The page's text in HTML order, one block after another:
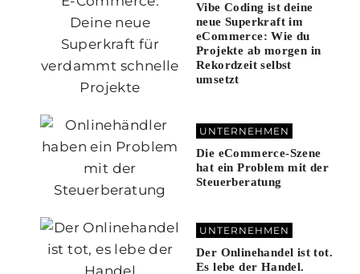
Vibe Coding ist deine
neue Superkraft im
eCommerce: Wie du
Projekte ab morgen in
Rekordzeit selbst
umsetzt
UNTERNEHMEN
Die eCommerce-Szene
hat ein Problem mit der
Steuerberatung
UNTERNEHMEN
Der Onlinehandel ist tot.
Es lebe der Handel.